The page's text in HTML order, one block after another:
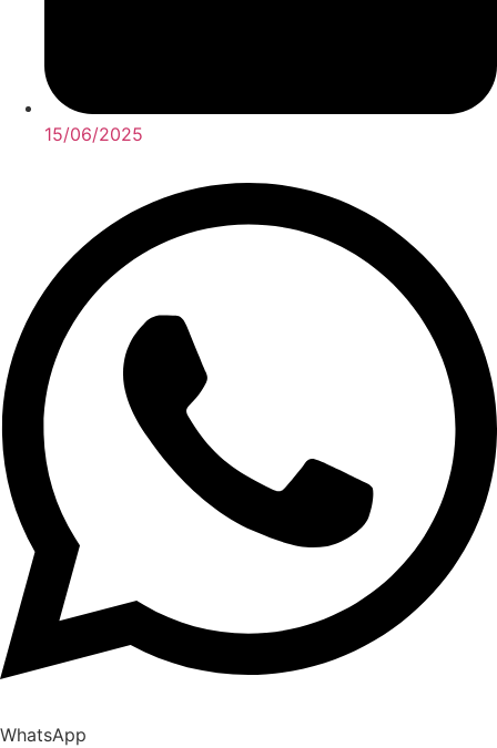
15/06/2025
WhatsApp